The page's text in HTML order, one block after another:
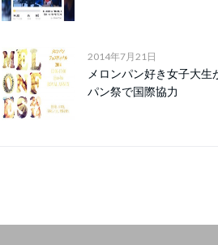
2014年7月21日
メロンパン好き女子大生
パン祭で国際協力